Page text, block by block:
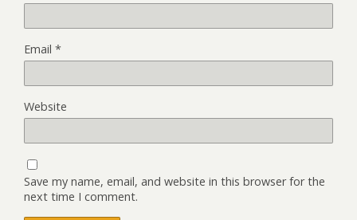
Email *
Website
Save my name, email, and website in this browser for the
next time I comment.